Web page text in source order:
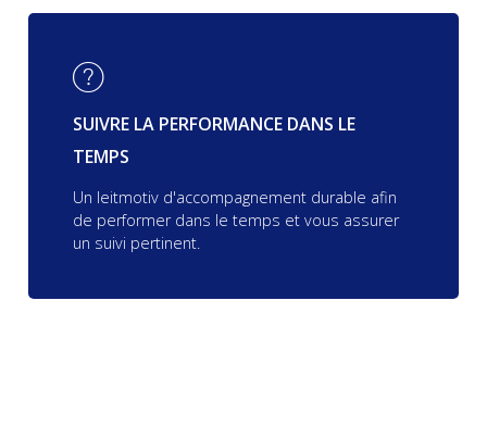
SUIVRE LA PERFORMANCE DANS LE
TEMPS
Un leitmotiv d'accompagnement durable afin
de performer dans le temps et vous assurer
un suivi pertinent.